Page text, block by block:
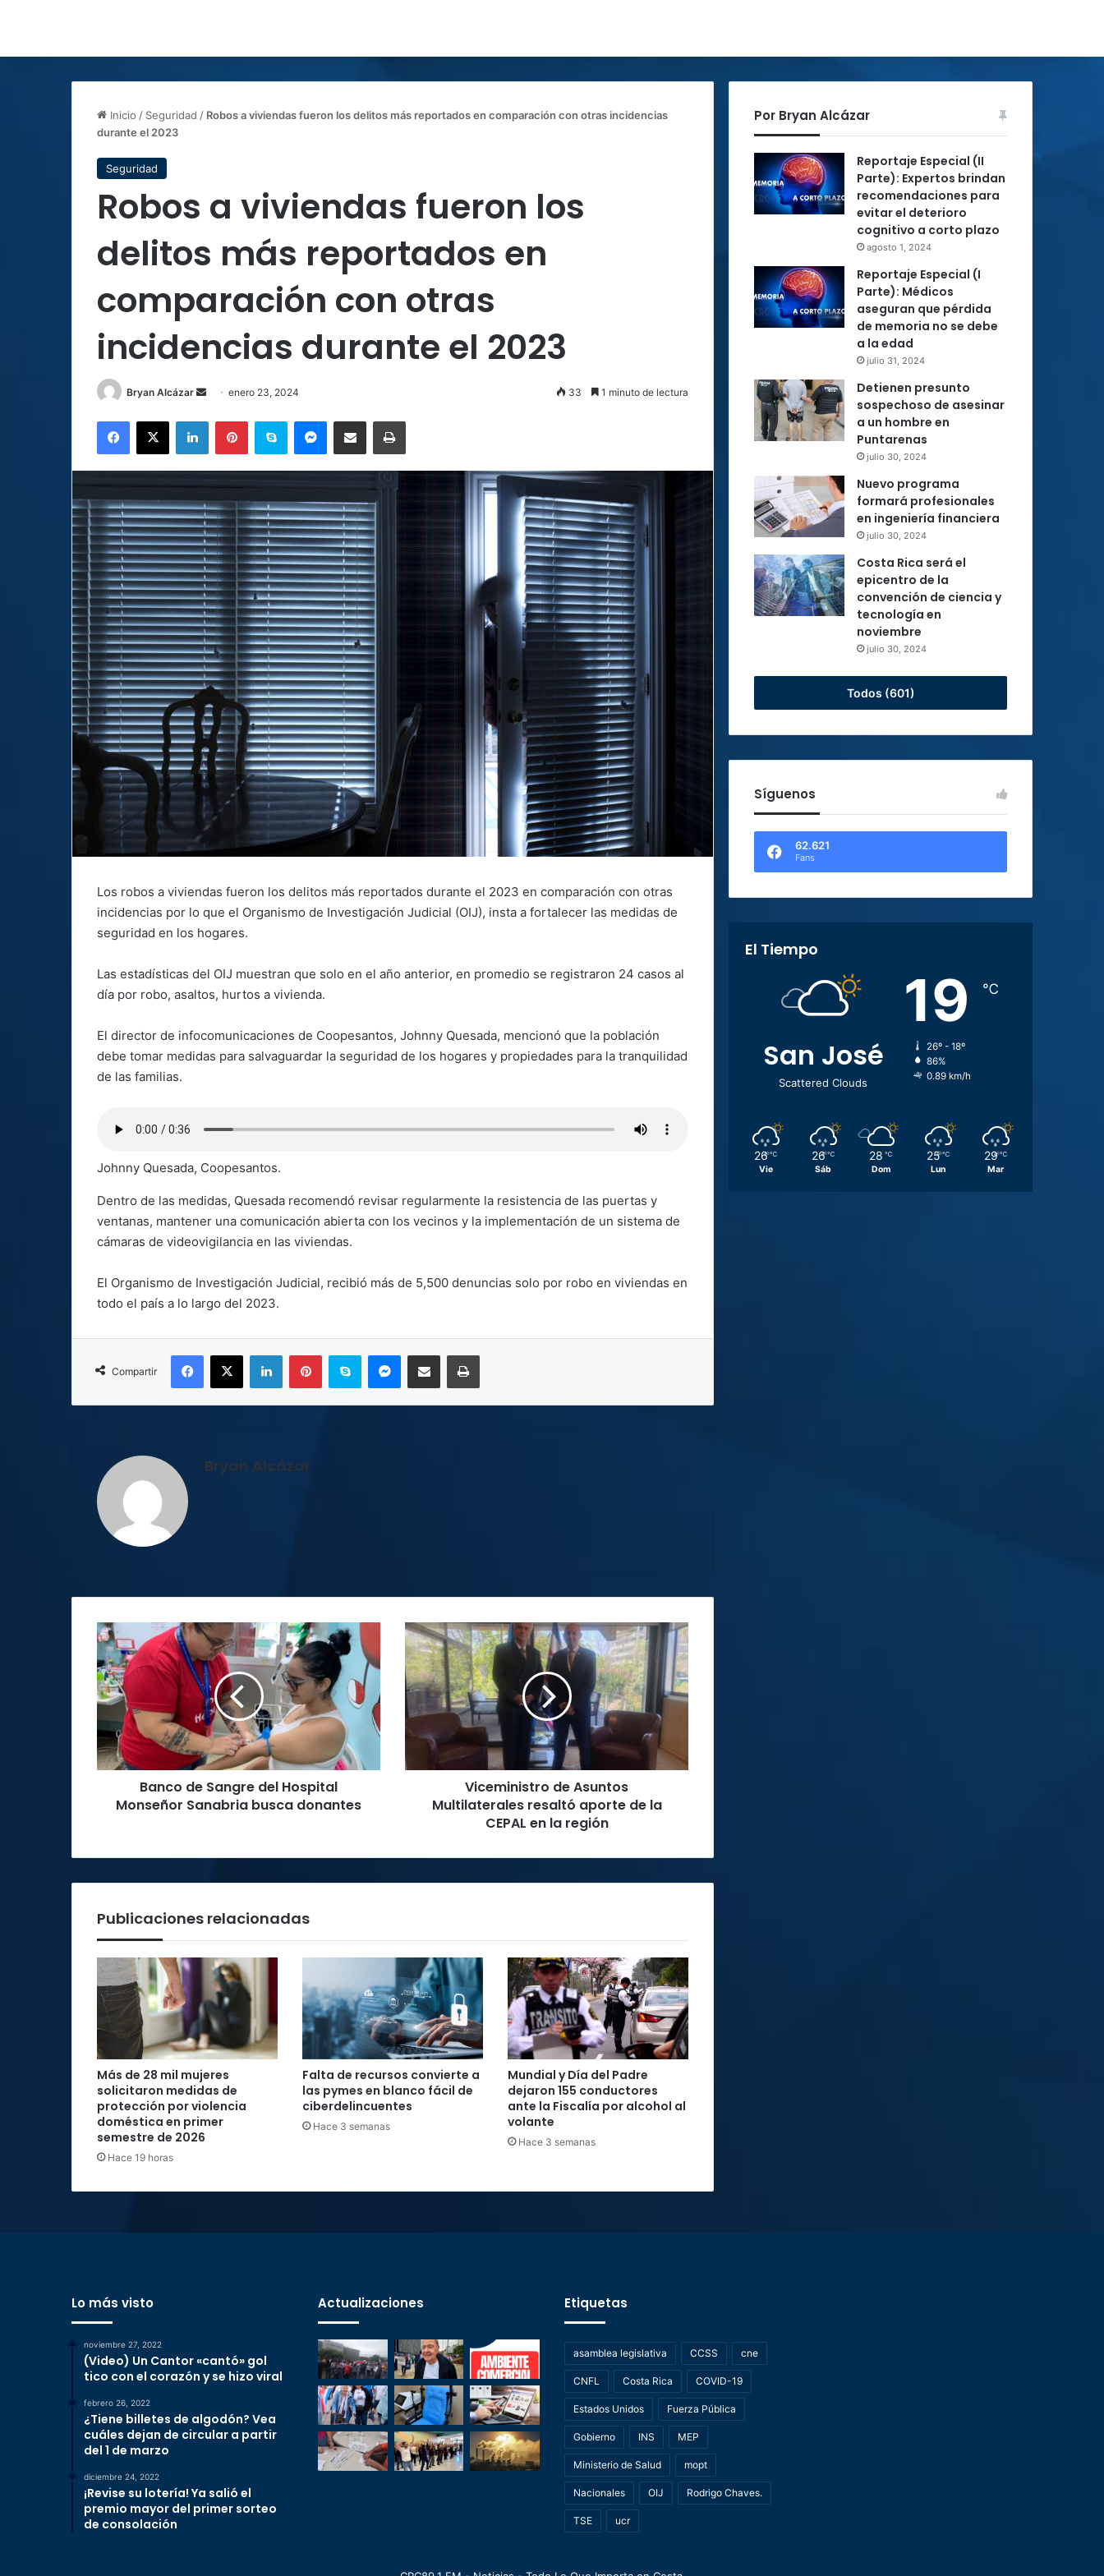
Inicio / Seguridad / Robos a viviendas fueron los delitos más reportados en comparación con otras incidencias
durante el 2023
Seguridad
Robos a viviendas fueron los
delitos más reportados en
comparación con otras
incidencias durante el 2023
Bryan Alcázar
Send
email
enero 23, 2024 33 1 minuto de lectura
Facebook
X LinkedInPinterestSkype MessengerCompartir por correo electrónicoImprimir
Los robos a viviendas fueron los delitos más reportados durante el 2023 en comparación con otras
incidencias por lo que el Organismo de Investigación Judicial (OIJ), insta a fortalecer las medidas de
seguridad en los hogares.
Las estadísticas del OIJ muestran que solo en el año anterior, en promedio se registraron 24 casos al
día por robo, asaltos, hurtos a vivienda.
El director de infocomunicaciones de Coopesantos, Johnny Quesada, mencionó que la población
debe tomar medidas para salvaguardar la seguridad de los hogares y propiedades para la tranquilidad
de las familias.
Johnny Quesada, Coopesantos.
Dentro de las medidas, Quesada recomendó revisar regularmente la resistencia de las puertas y
ventanas, mantener una comunicación abierta con los vecinos y la implementación de un sistema de
cámaras de videovigilancia en las viviendas.
El Organismo de Investigación Judicial, recibió más de 5,500 denuncias solo por robo en viviendas en
todo el país a lo largo del 2023.
Compartir
Facebook
X LinkedInPinterestSkype MessengerCompartir por correo electrónicoImprimir
Bryan Alcázar
Banco
de
Sangre
del
Hospital
Monseñor
Sanabria
busca
donantes
Banco de Sangre del Hospital
Monseñor Sanabria busca donantes
Viceministro
de
Asuntos
Multilaterales
resaltó
aporte
de
CEPAL
Viceministro de Asuntos
Multilaterales resaltó aporte de la
CEPAL en la región
Publicaciones relacionadas
Más de 28 mil mujeres
solicitaron medidas de
protección por violencia
doméstica en primer
semestre de 2026
Hace 19 horas
Falta de recursos convierte a
las pymes en blanco fácil de
ciberdelincuentes
Hace 3 semanas
Mundial y Día del Padre
dejaron 155 conductores
ante la Fiscalía por alcohol al
volante
Hace 3 semanas
Por Bryan Alcázar
Reportaje Especial (II
Parte): Expertos brindan
recomendaciones para
evitar el deterioro
cognitivo a corto plazo
agosto 1, 2024
Reportaje Especial (I
Parte): Médicos
aseguran que pérdida
de memoria no se debe
a la edad
julio 31, 2024
Detienen presunto
sospechoso de asesinar
a un hombre en
Puntarenas
julio 30, 2024
Nuevo programa
formará profesionales
en ingeniería financiera
julio 30, 2024
Costa Rica será el
epicentro de la
convención de ciencia y
tecnología en
noviembre
julio 30, 2024
Todos (601)
Síguenos
62.621
Fans
El Tiempo
San José
Scattered Clouds
19 ℃
26º - 18º
86%
0.89 km/h
26 ℃
Vie
26 ℃
Sáb
28 ℃
Dom
25 ℃
Lun
29 ℃
Mar
Lo más visto
noviembre 27, 2022
(Video) Un Cantor «cantó» gol
tico con el corazón y se hizo viral
febrero 26, 2022
¿Tiene billetes de algodón? Vea
cuáles dejan de circular a partir
del 1 de marzo
diciembre 24, 2022
¡Revise su lotería! Ya salió el
premio mayor del primer sorteo
de consolación
Actualizaciones Etiquetas
asamblea legislativa CCSS cne
CNFL Costa Rica COVID-19
Estados Unidos Fuerza Pública
Gobierno INS MEP
Ministerio de Salud mopt
Nacionales OIJ Rodrigo Chaves.
TSE ucr